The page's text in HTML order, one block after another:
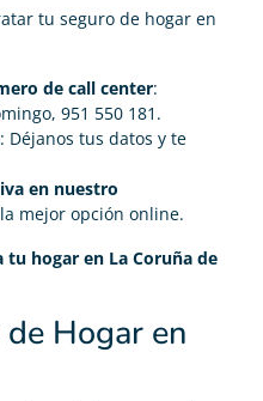
tu seguro de hogar en
de call center:
951 550 181.
: Déjanos tus datos y te
en nuestro
mejor opción online.
hogar en La Coruña de
Hogar en